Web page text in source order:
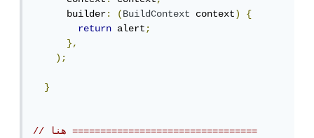
      builder
: (BuildContext context)
{
return alert;
},
);
}
// هنا =================================